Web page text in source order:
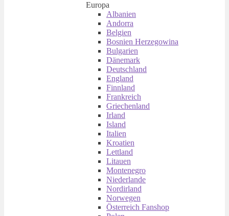
Europa
Albanien
Andorra
Belgien
Bosnien Herzegowina
Bulgarien
Dänemark
Deutschland
England
Finnland
Frankreich
Griechenland
Irland
Island
Italien
Kroatien
Lettland
Litauen
Montenegro
Niederlande
Nordirland
Norwegen
Österreich Fanshop